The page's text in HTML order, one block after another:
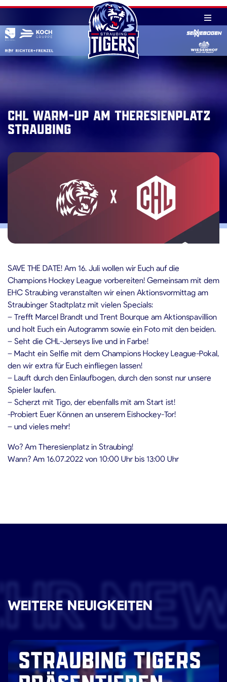
Skip
content
CHL WARM-UP am Theresienplatz
Straubing
SAVE THE DATE! Am 16. Juli wollen wir Euch auf die
Champions Hockey League vorbereiten! Gemeinsam mit dem
EHC Straubing veranstalten wir einen Aktionsvormittag am
Straubinger Stadtplatz mit vielen Specials:
– Trefft Marcel Brandt und Trent Bourque am Aktionspavillion
und holt Euch ein Autogramm sowie ein Foto mit den beiden.
– Seht die CHL-Jerseys live und in Farbe!
– Macht ein Selfie mit dem Champions Hockey League-Pokal,
den wir extra für Euch einfliegen lassen!
– Lauft durch den Einlaufbogen, durch den sonst nur unsere
Spieler laufen.
– Scherzt mit Tigo, der ebenfalls mit am Start ist!
-Probiert Euer Können an unserem Eishockey-Tor!
– und vieles mehr!
Wo? Am Theresienplatz in Straubing!
Wann? Am 16.07.2022 von 10:00 Uhr bis 13:00 Uhr
WEITERE NEUIGKEITEN
STRAUBING TIGERS